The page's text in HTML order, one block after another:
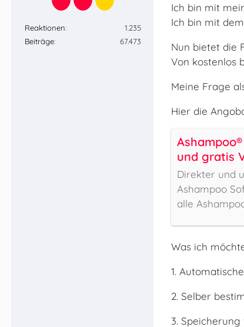
Reaktionen
1.235
Beiträge
67.473
Ich bin mit
Ich bin mit
Nun bietet die
Von kostenlos
Meine Frage
Hier die
und gratis
Direkter und
Ashampoo
alle
Was ich
1.
2. Selber
3.